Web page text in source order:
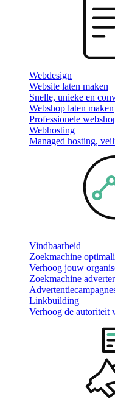
Webdesign
Website laten maken
Snelle, unieke en
Webshop laten maken
Professionele
Webhosting
Managed hosting,
Vindbaarheid
Zoekmachine
Verhoog jouw
Zoekmachine
Linkbuilding
Verhoog de autoriteit